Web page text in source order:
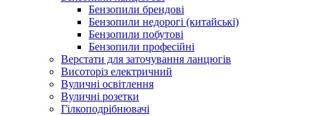
Бензопили брендові
Бензопили недорогі (китайські)
Бензопили побутові
Бензопили професійні
Верстати для заточування ланцюгів
Висоторіз електричний
Вуличні освітлення
Вуличні розетки
Гілкоподрібнювачі